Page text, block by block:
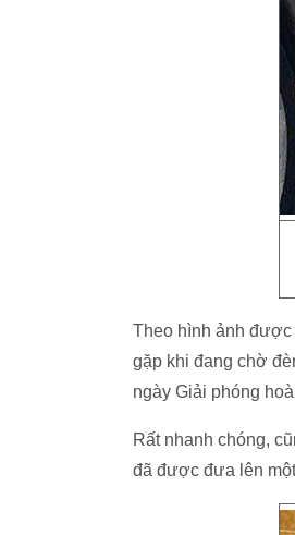
Theo hình ảnh được
gặp khi đang chờ
ngày Giải phóng
Rất nhanh chóng,
đã được đưa lên